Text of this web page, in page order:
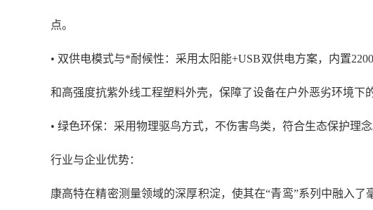
点。
• 双供电模式与*耐候性：采用太阳能+USB双供电方案，内置
和高强度抗紫外线工程塑料外壳，保障了设备在户外恶劣环境下
• 绿色环保：采用物理驱鸟方式，不伤害鸟类，符合生态保护理念
行业与企业优势：
康高特在精密测量领域的深厚积淀，使其在“青鸾”系列中融入了